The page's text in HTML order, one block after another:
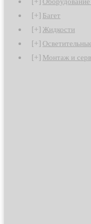
[+] Багет
[+] Жидкости
[+]
[+] Монтаж и